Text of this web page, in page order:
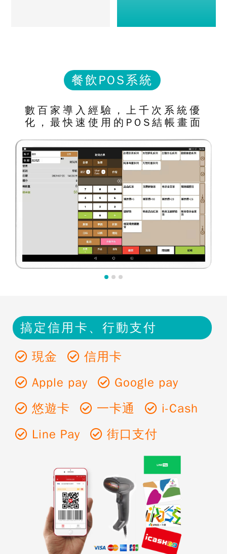
餐飲POS系統
數百家導入經驗，上千次系統優
化，最快速使用的POS結帳畫面
搞定信⽤卡、行動支付
現金
信用卡
Apple pay
Google pay
悠遊卡
一卡通
i-Cash
Line Pay
街口支付